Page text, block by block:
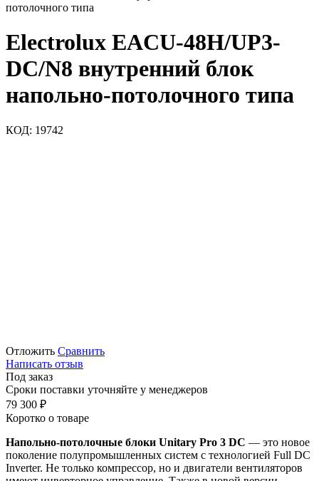
потолочного типа
Electrolux EACU-48H/UP3-
DC/N8 внутренний блок
напольно-потолочного типа
КОД: 19742
Отложить Сравнить
Написать отзыв
Под заказ
Сроки поставки уточняйте у менеджеров
79 300 ₽
Коротко о товаре
Напольно-потолочные блоки Unitary Pro 3 DC — это новое
поколение полупромышленных систем с технологией Full DC
Inverter. Не только компрессор, но и двигатели вентиляторов